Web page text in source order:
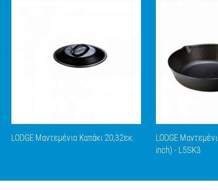
LODGE Μαντεμένιο Καπάκι 20,32εκ.
LODGE
inch) - L5SK3